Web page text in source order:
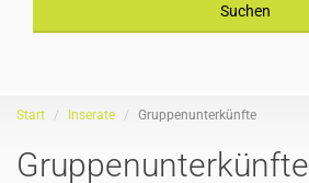
Suchen
Start Inserate Gruppenunterkünfte
Gruppenunterkünfte